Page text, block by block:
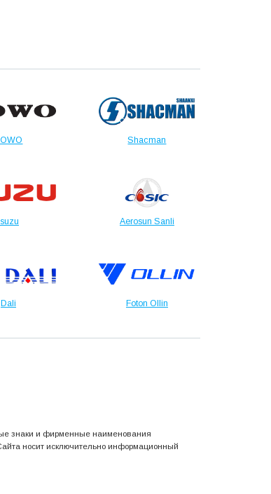
Shacman
Isuzu Aerosun Sanli
Dali Foton Ollin
знаки и фирменные наименования
носит исключительно информационный